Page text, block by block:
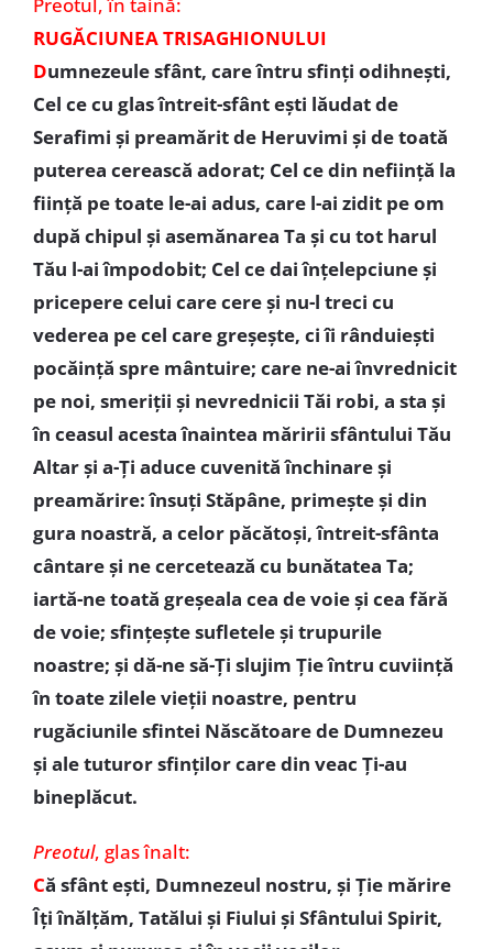
RUGĂCIUNEA TRISAGHIONULUI
Dumnezeule sfânt, care întru sfinţi odihneşti,
Cel ce cu glas întreit-sfânt eşti lăudat de
Serafimi şi preamărit de Heruvimi şi de toată
puterea cerească adorat; Cel ce din nefiinţă la
fiinţă pe toate le-ai adus, care l-ai zidit pe om
după chipul şi asemănarea Ta şi cu tot harul
Tău l-ai împodobit; Cel ce dai înţelepciune şi
pricepere celui care cere şi nu-l treci cu
vederea pe cel care greşeşte, ci îi rânduieşti
pocăinţă spre mântuire; care ne-ai învrednicit
pe noi, smeriţii şi nevrednicii Tăi robi, a sta şi
în ceasul acesta înaintea măririi sfântului Tău
Altar şi a-Ţi aduce cuvenită închinare şi
preamărire: însuţi Stăpâne, primeşte şi din
gura noastră, a celor păcătoşi, întreit-sfânta
cântare şi ne cercetează cu bunătatea Ta;
iartă-ne toată greşeala cea de voie şi cea fără
de voie; sfinţeşte sufletele şi trupurile
noastre; şi dă-ne să-Ţi slujim Ţie întru cuviinţă
în toate zilele vieţii noastre, pentru
rugăciunile sfintei Născătoare de Dumnezeu
şi ale tuturor sfinţilor care din veac Ţi-au
bineplăcut.
Preotul, glas înalt:
Că sfânt eşti, Dumnezeul nostru, şi Ţie mărire
Îţi înălţăm, Tatălui şi Fiului şi Sfântului Spirit,